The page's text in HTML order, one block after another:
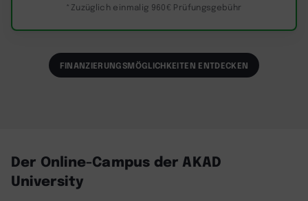
*Zuzüglich einmalig 960€ Prüfungsgebühr
FINANZIERUNGSMÖGLICHKEITEN ENTDECKEN
Der Online-Campus der AKAD
University